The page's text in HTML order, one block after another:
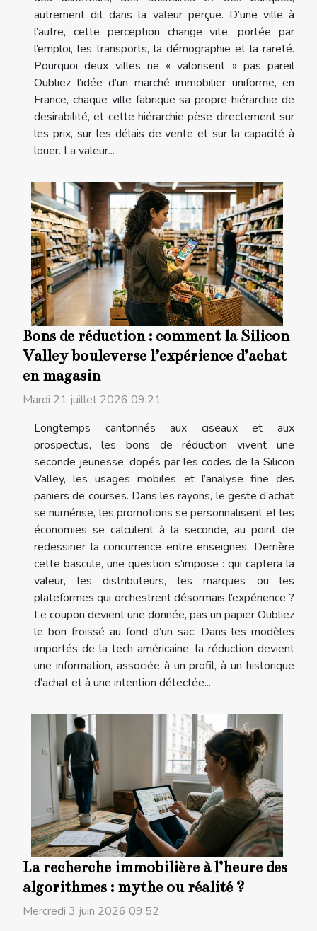
autrement dit dans la valeur perçue. D’une ville à
l’autre, cette perception change vite, portée par
l’emploi, les transports, la démographie et la rareté.
Pourquoi deux villes ne « valorisent » pas pareil
Oubliez l’idée d’un marché immobilier uniforme, en
France, chaque ville fabrique sa propre hiérarchie de
desirabilité, et cette hiérarchie pèse directement sur
les prix, sur les délais de vente et sur la capacité à
louer. La valeur...
Bons de réduction : comment la Silicon
Valley bouleverse l’expérience d’achat
en magasin
Mardi 21 juillet 2026 09:21
Longtemps cantonnés aux ciseaux et aux
prospectus, les bons de réduction vivent une
seconde jeunesse, dopés par les codes de la Silicon
Valley, les usages mobiles et l’analyse fine des
paniers de courses. Dans les rayons, le geste d’achat
se numérise, les promotions se personnalisent et les
économies se calculent à la seconde, au point de
redessiner la concurrence entre enseignes. Derrière
cette bascule, une question s’impose : qui captera la
valeur, les distributeurs, les marques ou les
plateformes qui orchestrent désormais l’expérience ?
Le coupon devient une donnée, pas un papier Oubliez
le bon froissé au fond d’un sac. Dans les modèles
importés de la tech américaine, la réduction devient
une information, associée à un profil, à un historique
d’achat et à une intention détectée...
La recherche immobilière à l’heure des
algorithmes : mythe ou réalité ?
Mercredi 3 juin 2026 09:52